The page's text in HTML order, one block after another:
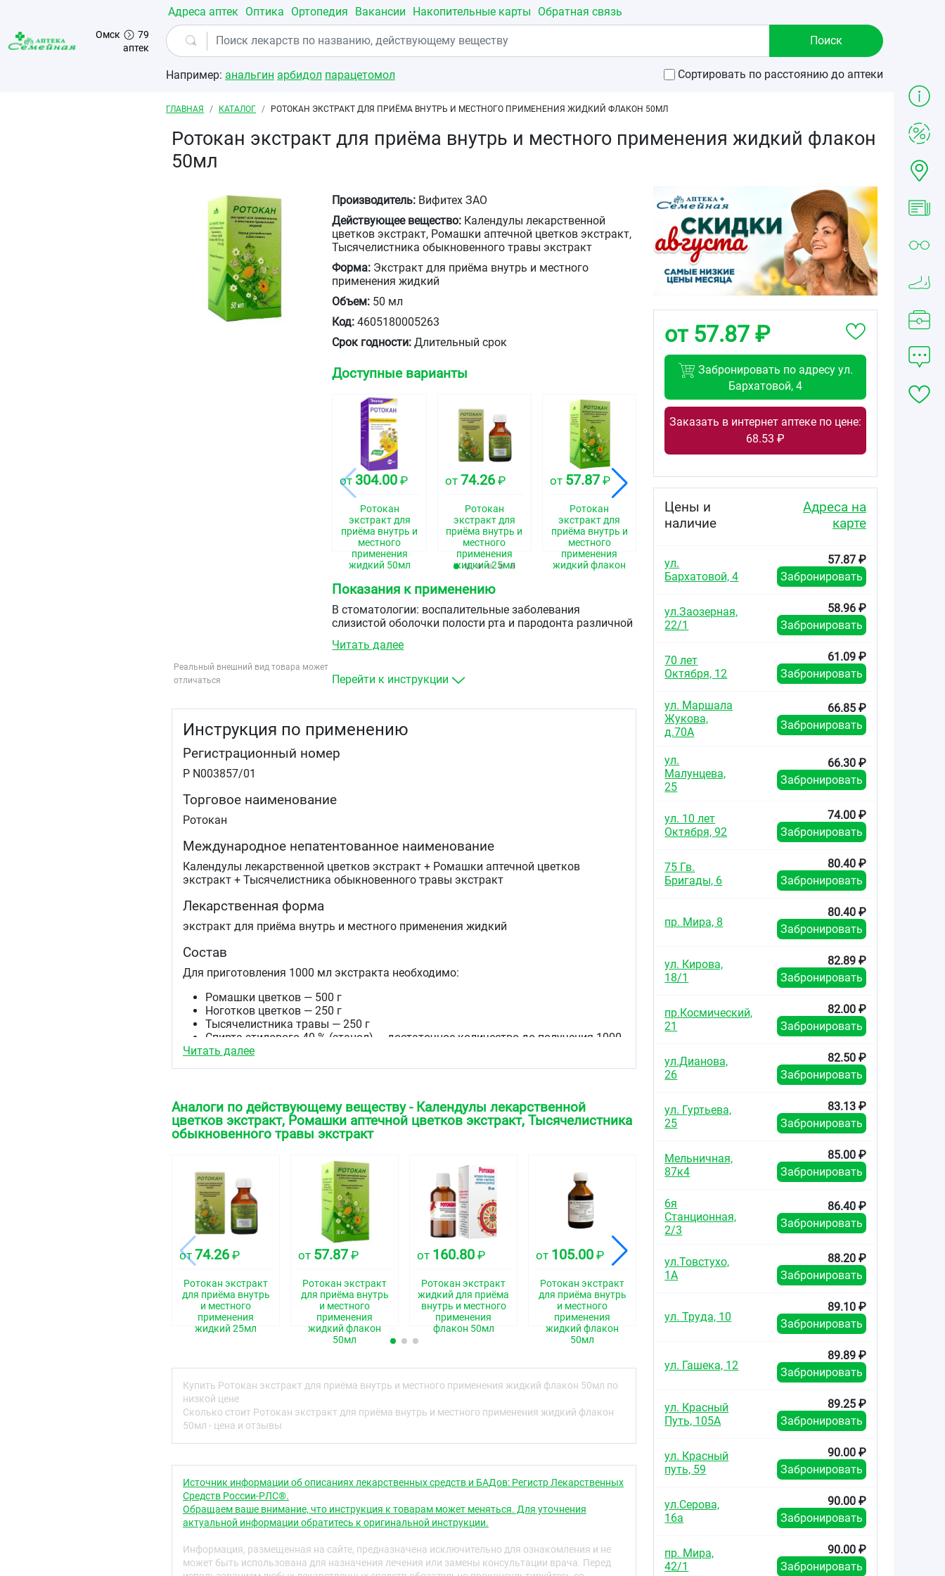
Перейти к основному содержанию
Омск
79
аптек
Адреса аптек Оптика Ортопедия Вакансии Накопительные карты Обратная связь
Например: анальгин арбидол парацетомол Сортировать по расстоянию до аптеки
Строка навигации
ГЛАВНАЯ КАТАЛОГ РОТОКАН ЭКСТРАКТ ДЛЯ ПРИЁМА ВНУТРЬ И МЕСТНОГО ПРИМЕНЕНИЯ ЖИДКИЙ ФЛАКОН 50МЛ
Ротокан экстракт для приёма внутрь и местного применения жидкий флакон
50мл
Реальный внешний вид товара может
отличаться
Производитель: Вифитех ЗАО
Действующее вещество: Календулы лекарственной
цветков экстракт, Ромашки аптечной цветков экстракт,
Тысячелистника обыкновенного травы экстракт
Форма: Экстракт для приёма внутрь и местного
применения жидкий
Объем: 50 мл
Код: 4605180005263
Срок годности: Длительный срок
Доступные варианты
от 304.00 ₽
Ротокан
экстракт для
приёма внутрь и
местного
применения
жидкий 50мл
от 74.26₽
Ротокан
экстракт для
приёма внутрь и
местного
применения
жидкий 25мл
от 57.87₽
Ротокан
экстракт для
приёма внутрь и
местного
применения
жидкий флакон
от99.00₽
Ротокан
экстракт для
приёма внутрь и
жидкий 25мл
от160.80₽
Ротокан
применения
флакон 50мл
от
приёма внутрь и
Показания к применению
В стоматологии: воспалительные заболевания
слизистой оболочки полости рта и пародонта различной
некротический гингивостоматит).
В гастроэнтерологии: гастродуоденит, хронический
энтерит и колит (в комплексном лечении).
Читать далее
Перейти к инструкции
Инструкция по применению
Регистрационный номер
Р N003857/01
Торговое наименование
Ротокан
Международное непатентованное наименование
Календулы лекарственной цветков экстракт + Ромашки аптечной цветков
экстракт + Тысячелистника обыкновенного травы экстракт
Лекарственная форма
экстракт для приёма внутрь и местного применения жидкий
Состав
Для приготовления 1000 мл экстракта необходимо:
Ромашки цветков — 500 г
Ноготков цветков — 250 г
Тысячелистника травы — 250 г
Спирта этилового 40 % (этанол) — достаточное количество до получения 1000
мл экстракта.
запахом. При хранении допускается появление осадка.
Фармакотерапевтическая группа
Код АТХ
A01AB
Фармакологические свойства
Оказывает местное противовоспалительное действие, обладает
гемостатическими и спазмолитическими свойствами.
Показания
В стоматологии: воспалительные заболевания слизистой оболочки полости рта и
пародонта различной этиологии (афтозный стоматит, пародонтит, язвенно-
некротический гингивостоматит).
Противопоказания
Повышенная чувствительность к компонентам препарата, возраст до 18 лет,
заболевания печени, алкоголизм, черепно-мозговая травма, заболевания
головного мозга.
Не рекомендуется применение ротокана при беременности и в период грудного
вскармливания в связи с высоким содержанием этанола в препарате.
Способ применения и дозы
Внутрь, местно, ректально.
Читать далее
Аналоги по действующему веществу - Календулы лекарственной
цветков экстракт, Ромашки аптечной цветков экстракт, Тысячелистника
обыкновенного травы экстракт
от 74.26 ₽
Ротокан экстракт
для приёма внутрь
и местного
применения
жидкий 25мл
от 57.87 ₽
Ротокан экстракт
для приёма внутрь
и местного
применения
жидкий флакон
50мл
от 160.80 ₽
Ротокан экстракт
жидкий для приёма
внутрь и местного
применения
флакон 50мл
от 105.00 ₽
Ротокан экстракт
для приёма внутрь
и местного
применения
жидкий флакон
50мл
87.00
Ротокан экстракт
применения
₽
Ротокан экстракт
и местного
применения
жидкий флакон
Купить Ротокан экстракт для приёма внутрь и местного применения жидкий флакон 50мл по
низкой цене
Сколько стоит Ротокан экстракт для приёма внутрь и местного применения жидкий флакон
50мл - цена и отзывы
Источник информации об описаниях лекарственных средств и БАДов: Регистр Лекарственных
Средств России-РЛС®.
Обращаем ваше внимание, что инструкция к товарам может меняться. Для уточнения
актуальной информации обратитесь к оригинальной инструкции.
Информация, размещенная на сайте, предназначена исключительно для ознакомления и не
может быть использована для назначения лечения или замены консультации врача. Перед
от 57.87 ₽
Забронировать по адресу ул.
Бархатовой, 4
Заказать в интернет аптеке по цене:
68.53 ₽
Цены и
наличие
Адреса на
карте
ул.
Бархатовой, 4
57.87 ₽
Забронировать
ул.Заозерная,
22/1
58.96 ₽
Забронировать
70 лет
Октября, 12
61.09 ₽
Забронировать
ул. Маршала
Жукова,
д.70А
66.85 ₽
Забронировать
ул.
Малунцева,
25
66.30 ₽
Забронировать
ул. 10 лет
Октября, 92
74.00 ₽
Забронировать
75 Гв.
Бригады, 6
80.40 ₽
Забронировать
пр. Мира, 8
80.40 ₽
Забронировать
ул. Кирова,
18/1
82.89 ₽
Забронировать
пр.Космический,
21
82.00 ₽
Забронировать
ул.Дианова,
26
82.50 ₽
Забронировать
ул. Гуртьева,
25
83.13 ₽
Забронировать
Мельничная,
87к4
85.00 ₽
Забронировать
6я
Станционная,
2/3
86.40 ₽
Забронировать
ул.Товстухо,
1А
88.20 ₽
Забронировать
ул. Труда, 10
89.10 ₽
Забронировать
ул. Гашека, 12
89.89 ₽
Забронировать
ул. Красный
Путь, 105А
89.25 ₽
Забронировать
ул. Красный
путь, 59
90.00 ₽
Забронировать
ул.Серова,
16а
90.00 ₽
Забронировать
пр. Мира,
42/1
90.00 ₽
Забронировать